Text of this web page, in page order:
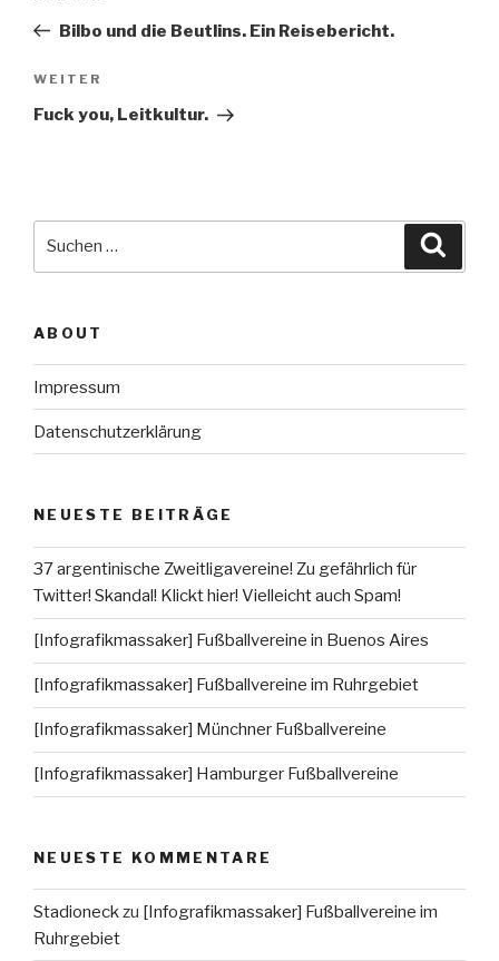
Beitrag
Bilbo und die Beutlins. Ein Reisebericht.
Nächster
Beitrag
WEITER
Fuck you, Leitkultur.
ABOUT
Impressum
Datenschutzerklärung
NEUESTE BEITRÄGE
37 argentinische Zweitligavereine! Zu gefährlich für
Twitter! Skandal! Klickt hier! Vielleicht auch Spam!
[Infografikmassaker] Fußballvereine in Buenos Aires
[Infografikmassaker] Fußballvereine im Ruhrgebiet
[Infografikmassaker] Münchner Fußballvereine
[Infografikmassaker] Hamburger Fußballvereine
NEUESTE KOMMENTARE
Stadioneckzu [Infografikmassaker] Fußballvereine im
Ruhrgebiet